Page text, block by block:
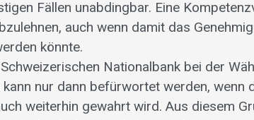
Fällen unabdingbar. Eine
auch wenn damit das
könnte.
Nationalbank bei der
kann nur dann befürwortet werden, wenn
weiterhin gewahrt wird. Aus diesem